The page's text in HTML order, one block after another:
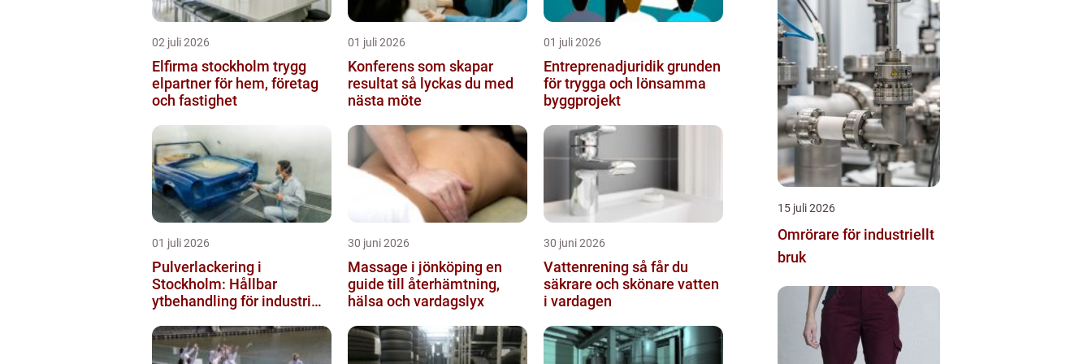
02 juli 2026
Elfirma stockholm trygg
elpartner för hem, företag
och fastighet
01 juli 2026
Konferens som skapar
resultat så lyckas du med
nästa möte
01 juli 2026
Entreprenadjuridik grunden
för trygga och lönsamma
byggprojekt
01 juli 2026
Pulverlackering i
Stockholm: Hållbar
ytbehandling för industri
30 juni 2026
Massage i jönköping en
guide till återhämtning,
hälsa och vardagslyx
30 juni 2026
Vattenrening så får du
säkrare och skönare vatten
i vardagen
15 juli 2026
Omrörare för industriellt
bruk